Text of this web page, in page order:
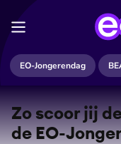
EO-Jongerendag
Zo scoor jij
de EO-